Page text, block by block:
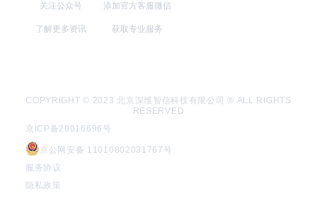
关注公众号
了解更多资讯
添加官方客服微信
获取专业服务
COPYRIGHT © 2023 北京深维智信科技有限公司 ® ALL RIGHTS
RESERVED
京ICP备20016696号
京公网安备 11010802031767号
服务协议
隐私政策